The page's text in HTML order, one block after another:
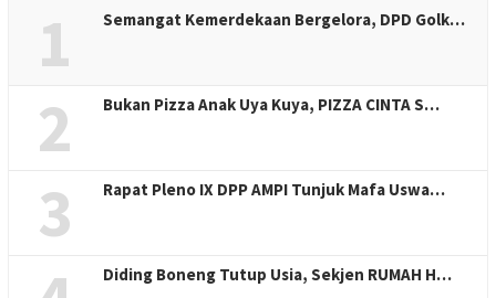
1 Semangat Kemerdekaan Bergelora, DPD Golk…
2 Bukan Pizza Anak Uya Kuya, PIZZA CINTA S…
3 Rapat Pleno IX DPP AMPI Tunjuk Mafa Uswa…
Diding Boneng Tutup Usia, Sekjen RUMAH H…